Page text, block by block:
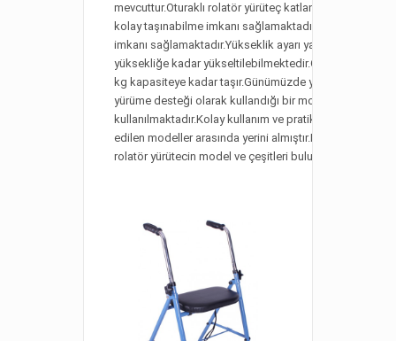
mevcuttur.Oturaklı rolatör yürüteç katlanabilme
kolay taşınabilme imkanı sağlamaktadır.Oturma
imkanı sağlamaktadır.Yükseklik ayarı yapılabilen
yüksekliğe kadar yükseltilebilmektedir.Oturma bölgesi
kg kapasiteye kadar taşır.Günümüzde yürüme güçlüğü
yürüme desteği olarak kullandığı bir model olmakta ve
kullanılmaktadır.Kolay kullanım ve pratik katlanabilme
edilen modeller arasında yerini almıştır.Medikal
rolatör yürütecin model ve çeşitleri bulunmaktadır.